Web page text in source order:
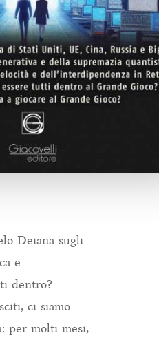
Deiana sugli
e
dentro?
ci siamo
per molti mesi,